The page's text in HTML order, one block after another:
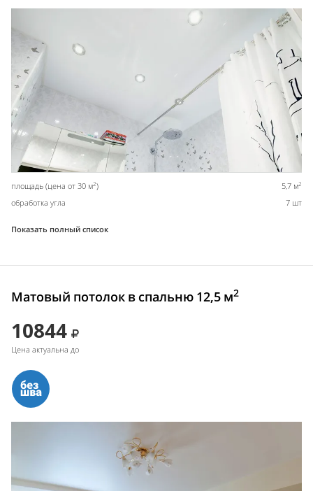
площадь (цена от 30 м2) 5,7 м2
обработка угла 7 шт
Показать полный список
Матовый потолок в спальню 12,5 м2
10844
Цена актуальна до